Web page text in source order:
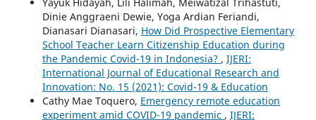
Dinie Anggraeni Dewie, Yoga Ardian Feriandi,
Dianasari Dianasari, How Did Prospective Elementary
School Teacher Learn Citizenship Education during
the Pandemic Covid-19 in Indonesia? , IJERI:
International Journal of Educational Research and
Innovation: No. 15 (2021): Covid-19 & Education
Cathy Mae Toquero, Emergency remote education
experiment amid COVID-19 pandemic , IJERI: